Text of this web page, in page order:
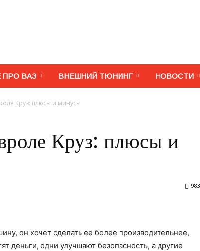
МегаВАЗ.
ПРО ВАЗ ВНЕШНИЙ ТЮНИНГ НОВОСТИ
Круз: плюсы и минусы
Круз: плюсы и
983
он хочет сделать ее более производительнее,
деньги, одни улучшают безопасность, а другие